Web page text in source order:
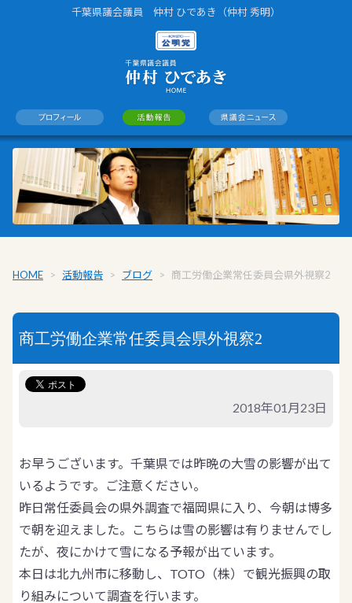
千葉県議会議員 仲村 ひであき（仲村 秀明）
HOME > 活動報告 > ブログ > 商工労働企業常任委員会県外視察2
商工労働企業常任委員会県外視察2
2018年01月23日
お早うございます。千葉県では昨晩の大雪の影響が出て
いるようです。ご注意ください。
昨日常任委員会の県外調査で福岡県に入り、今朝は博多
で朝を迎えました。こちらは雪の影響は有りませんでし
たが、夜にかけて雪になる予報が出ています。
本日は北九州市に移動し、TOTO（株）で観光振興の取
り組みについて調査を行います。